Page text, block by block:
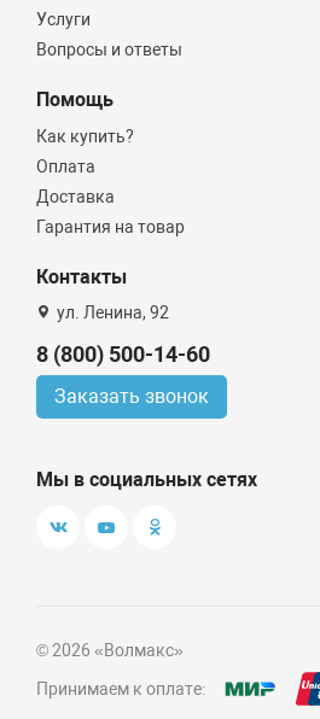
Услуги
Вопросы и ответы
Помощь
Как купить?
Оплата
Доставка
Гарантия на товар
Контакты
ул. Ленина, 92
8 (800) 500-14-60
Заказать звонок
Мы в социальных сетях
© 2026 «Волмакс»
Принимаем к оплате: